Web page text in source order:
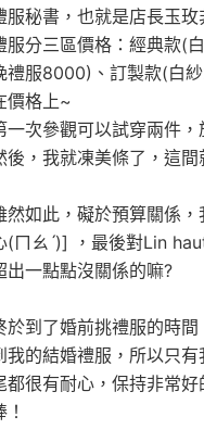
服秘書，也就是店長玉
服分三區價格：經典款(
禮服8000)、訂製款(白
價格上~
一次參觀可以試穿兩件
後，我就凍美條了，這
然如此，礙於預算關係
(ㄇㄠˊ)] ，最後對Lin
出一點點沒關係的嘛?
於到了婚前挑禮服的時
我的結婚禮服，所以只
都很有耐心，保持非常
！